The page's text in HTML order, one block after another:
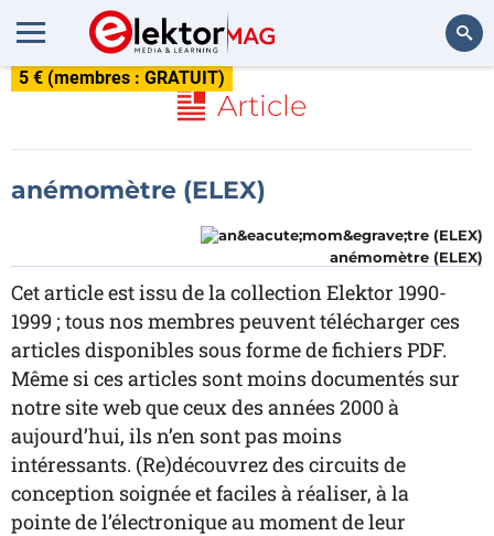
5 € (membres : GRATUIT)
Article
anémomètre (ELEX)
anémomètre (ELEX)
Cet article est issu de la collection Elektor 1990-
1999 ; tous nos membres peuvent télécharger ces
articles disponibles sous forme de fichiers PDF.
Même si ces articles sont moins documentés sur
notre site web que ceux des années 2000 à
aujourd’hui, ils n’en sont pas moins
intéressants. (Re)découvrez des circuits de
conception soignée et faciles à réaliser, à la
pointe de l’électronique au moment de leur